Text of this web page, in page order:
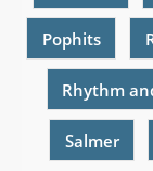
Pophits
Rhythm
Salmer